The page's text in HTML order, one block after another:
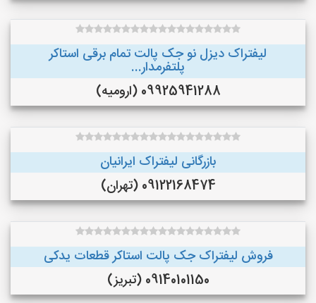
لیفتراک دیزل نو جک پالت تمام برقی استاکر
پلتفرمدار...
09925941288 (ارومیه)
بازرگانی لیفتراک ایرانیان
09122168474 (تهران)
فروش لیفتراک جک پالت استاکر قطعات یدکی
09140101150 (تبریز)